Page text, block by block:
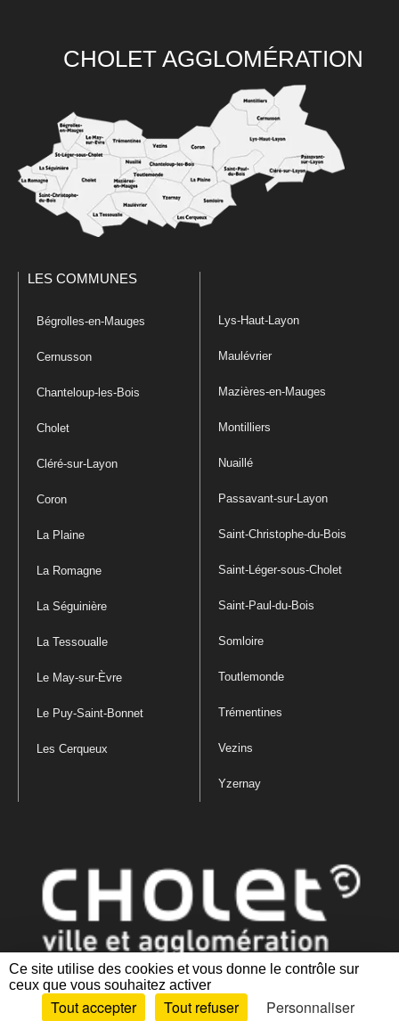
Ce site utilise des cookies et vous donne le contrôle sur
ceux que vous souhaitez activer
Tout accepter Tout refuser Personnaliser
CHOLET AGGLOMÉRATION
LES COMMUNES
Bégrolles-en-Mauges
Cernusson
Chanteloup-les-Bois
Cholet
Cléré-sur-Layon
Coron
La Plaine
La Romagne
La Séguinière
La Tessoualle
Le May-sur-Èvre
Le Puy-Saint-Bonnet
Les Cerqueux
Lys-Haut-Layon
Maulévrier
Mazières-en-Mauges
Montilliers
Nuaillé
Passavant-sur-Layon
Saint-Christophe-du-Bois
Saint-Léger-sous-Cholet
Saint-Paul-du-Bois
Somloire
Toutlemonde
Trémentines
Vezins
Yzernay
Mentions légales|Politique de confidentialité
des cookies |Plan du site Accessibilité : partiellement conforme